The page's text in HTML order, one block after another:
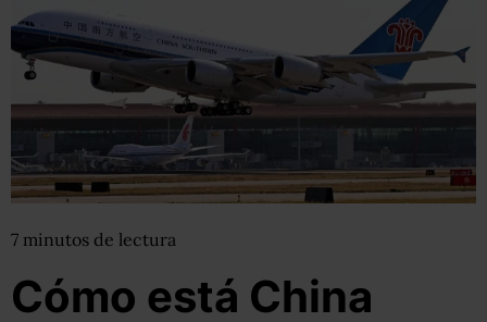
7 minutos de lectura
Cómo está China